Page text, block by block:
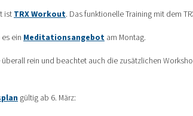
istTRX Workout. Das funktionelle Training mit dem
einMeditationsangebot am Montag.
rein und beachtet auch die zusätzlichen
gültig ab 6. März: